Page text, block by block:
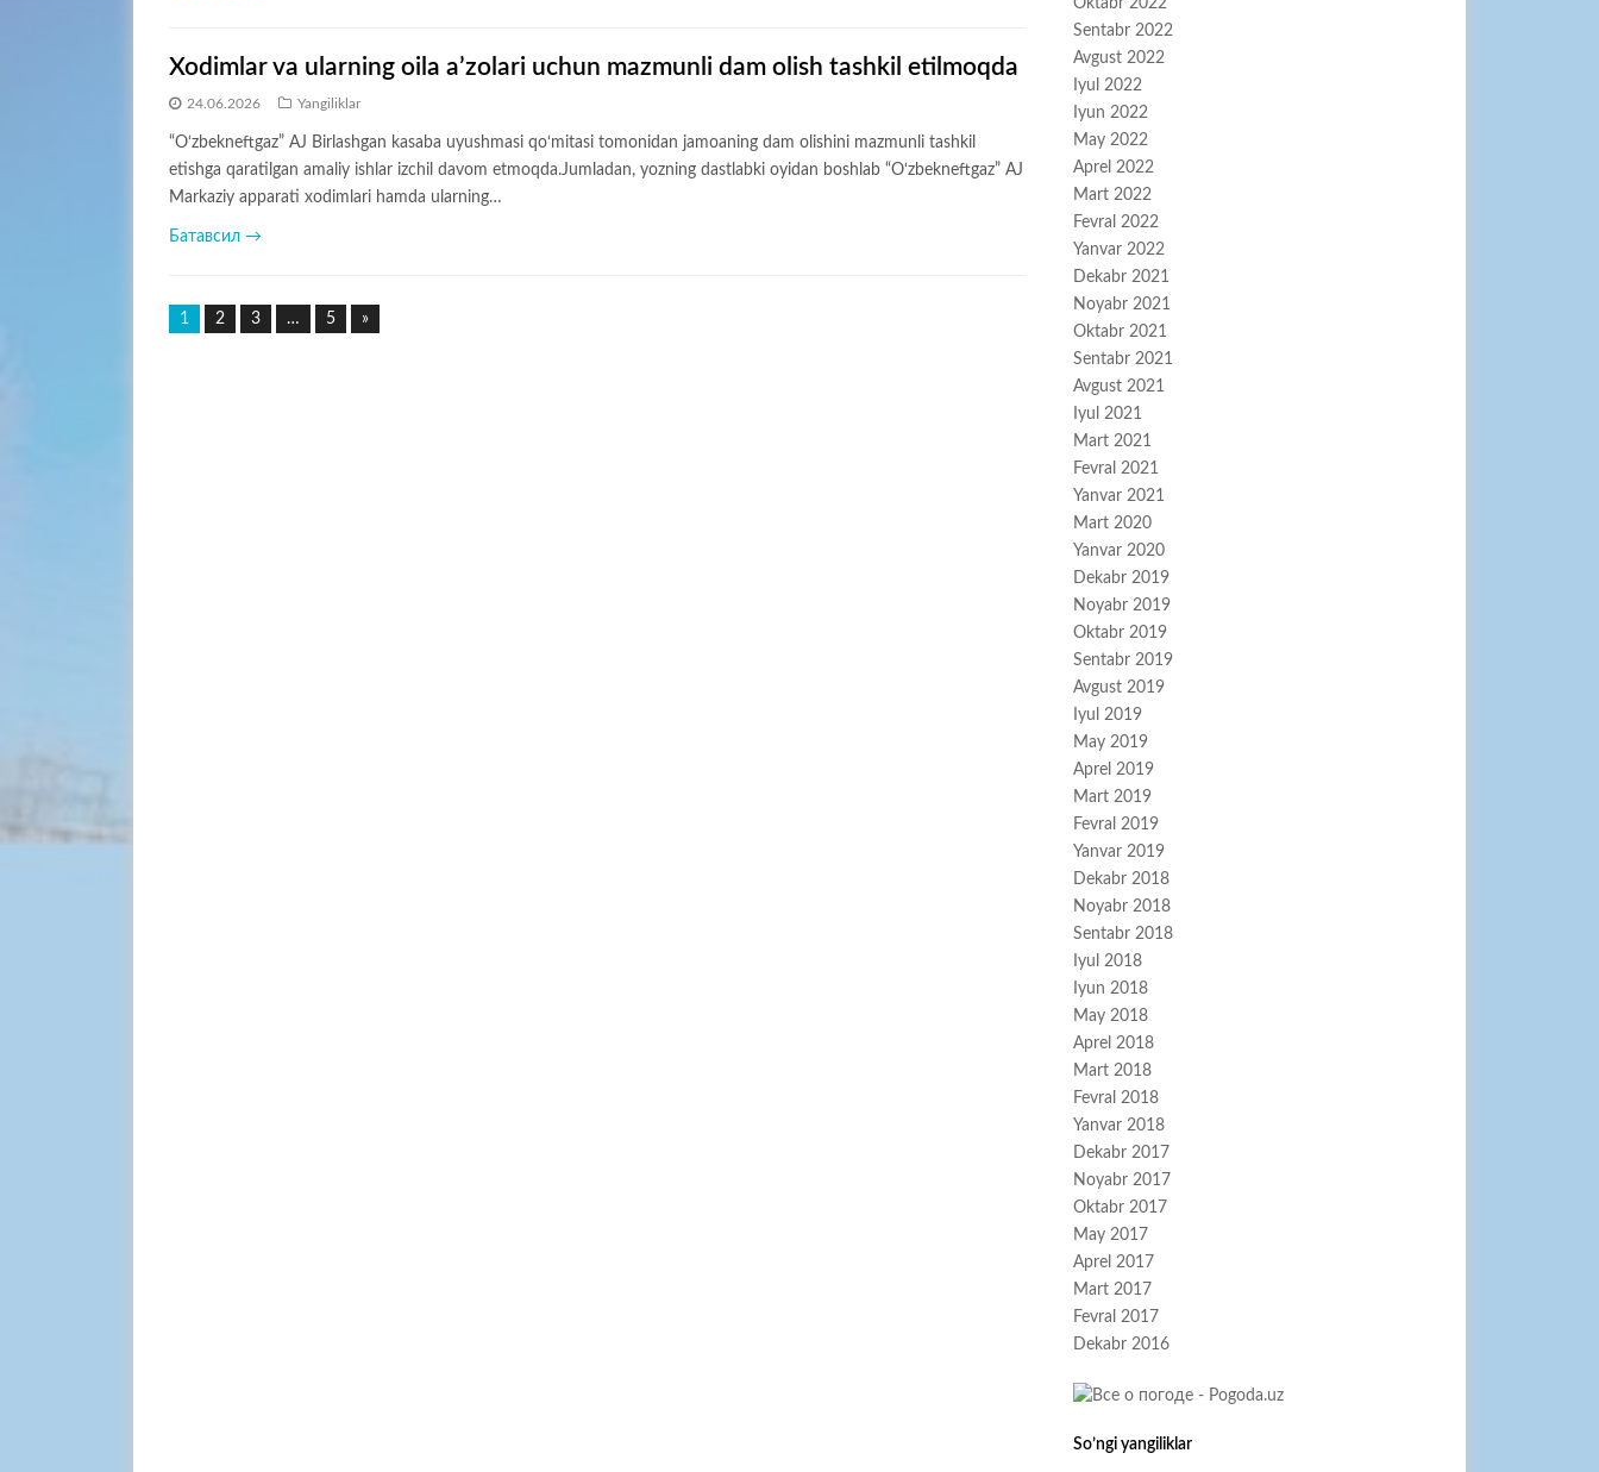
Xodimlar va ularning oila a’zolari uchun mazmunli dam olish tashkil etilmoqda
24.06.2026 Yangiliklar
“O‘zbekneftgaz” AJ Birlashgan kasaba uyushmasi qo‘mitasi tomonidan jamoaning dam olishini mazmunli tashkil
etishga qaratilgan amaliy ishlar izchil davom etmoqda.Jumladan, yozning dastlabki oyidan boshlab “O‘zbekneftgaz” AJ
Markaziy apparati xodimlari hamda ularning…
Батавсил →
1 2 3 … 5 »
Oktabr 2022
Sentabr 2022
Avgust 2022
Iyul 2022
Iyun 2022
May 2022
Aprel 2022
Mart 2022
Fevral 2022
Yanvar 2022
Dekabr 2021
Noyabr 2021
Oktabr 2021
Sentabr 2021
Avgust 2021
Iyul 2021
Mart 2021
Fevral 2021
Yanvar 2021
Mart 2020
Yanvar 2020
Dekabr 2019
Noyabr 2019
Oktabr 2019
Sentabr 2019
Avgust 2019
Iyul 2019
May 2019
Aprel 2019
Mart 2019
Fevral 2019
Yanvar 2019
Dekabr 2018
Noyabr 2018
Sentabr 2018
Iyul 2018
Iyun 2018
May 2018
Aprel 2018
Mart 2018
Fevral 2018
Yanvar 2018
Dekabr 2017
Noyabr 2017
Oktabr 2017
May 2017
Aprel 2017
Mart 2017
Fevral 2017
Dekabr 2016
So’ngi yangiliklar